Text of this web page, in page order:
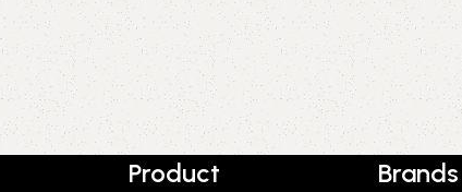
Product
Brands